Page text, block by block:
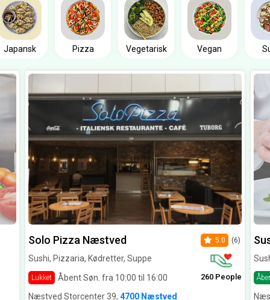
Japansk Pizza Vegetarisk Vegan
Solo Pizza Næstved
Sushi, Pizzaria, Kødretter, Suppe
Lukket Åbent Søn. fra 10:00 til 16:00
5.0 (6)
260 People
Næstved Storcenter 39, 4700 Næstved